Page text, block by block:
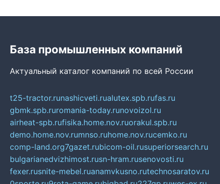
База промышленных компаний
Актуальный каталог компаний по всей России
t25-tractor.runashicveti.rualutex.spb.rufas.ru
gbmk.spb.ruromania-today.runovoizol.ru
airheat-spb.rufisika.home.nov.ruorakul.spb.ru
demo.home.nov.rumnso.ruhome.nov.rucemko.ru
comp-land.org7gazet.rubicom-oil.rusuperiorsearch.ru
bulgarianedvizhimost.rusn-hram.rusenovosti.ru
fexer.rusnite-mebel.ruanamvkusno.rutechnosaratov.ru